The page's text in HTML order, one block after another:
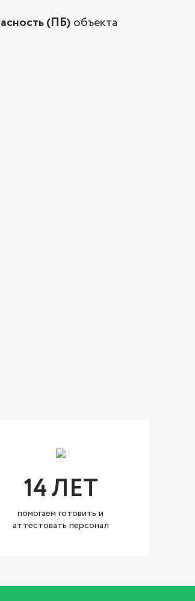
(ПБ)объекта
14 ЛЕТ
помогаем готовить и
аттестовать персонал